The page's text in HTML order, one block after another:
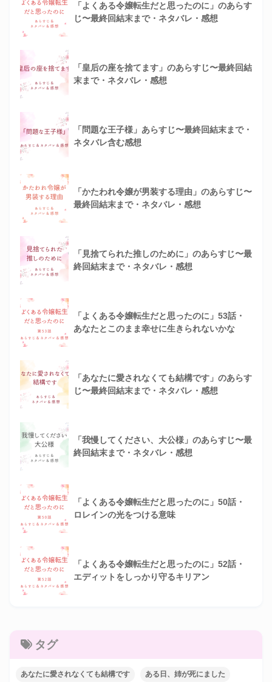
「よくある令嬢転生だと思ったのに」のあらす
じ〜最終回結末まで・ネタバレ・感想
「皇后の座を捨てます」のあらすじ〜最終回結
末まで・ネタバレ・感想
「問題な王子様」あらすじ〜最終回結末まで・
ネタバレ含む感想
「かたわれ令嬢が男装する理由」のあらすじ〜
最終回結末まで・ネタバレ・感想
「見捨てられた推しのために」のあらすじ〜最
終回結末まで・ネタバレ・感想
「よくある令嬢転生だと思ったのに」53話・
あなたとこのまま幸せに生きられないかな
「あなたに愛されなくても結構です」のあらす
じ〜最終回結末まで・ネタバレ・感想
「我慢してください、大公様」のあらすじ〜最
終回結末まで・ネタバレ・感想
「よくある令嬢転生だと思ったのに」50話・
ロレインの光をつける意味
「よくある令嬢転生だと思ったのに」52話・
エディットをしっかり守るキリアン
タグ
あなたに愛されなくても結構です ある日、姉が死にました